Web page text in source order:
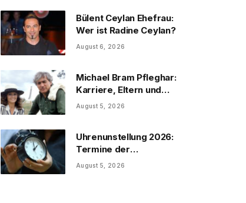
Bülent Ceylan Ehefrau:
Wer ist Radine Ceylan?
August 6, 2026
Michael Bram Pfleghar:
Karriere, Eltern und
Filme
August 5, 2026
Uhrenunstellung 2026:
Termine der
Uhrenumstellung
August 5, 2026